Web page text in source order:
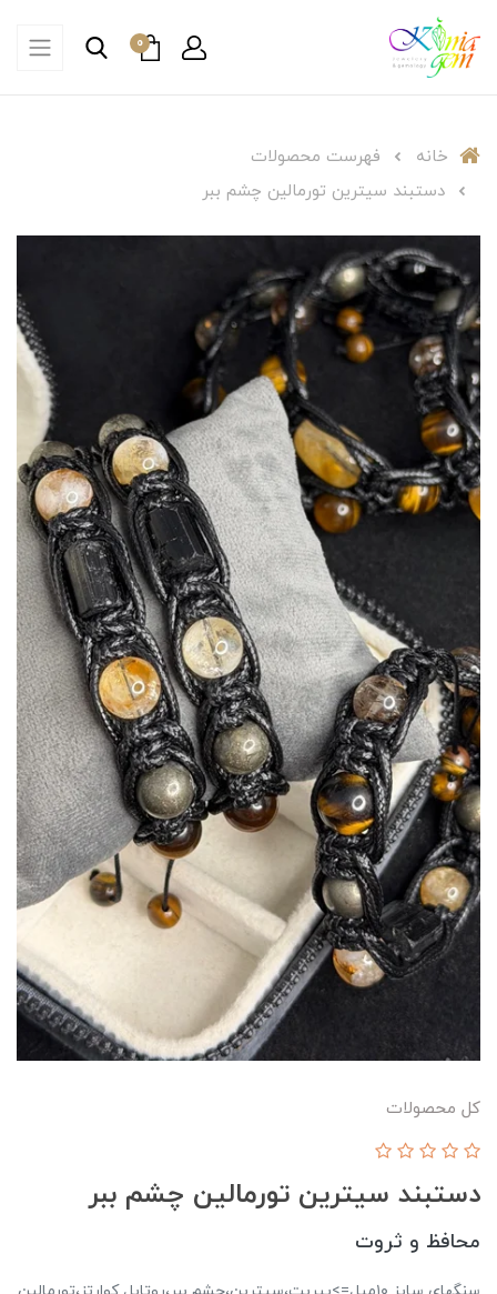
0
خانه
فهرست محصولات
دستبند سیترین تورمالین چشم ببر
کل محصولات
دستبند سیترین تورمالین چشم ببر
محافظ و ثروت